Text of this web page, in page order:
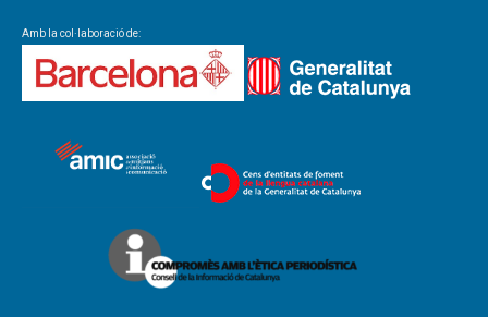
Amb la col·laboració de: